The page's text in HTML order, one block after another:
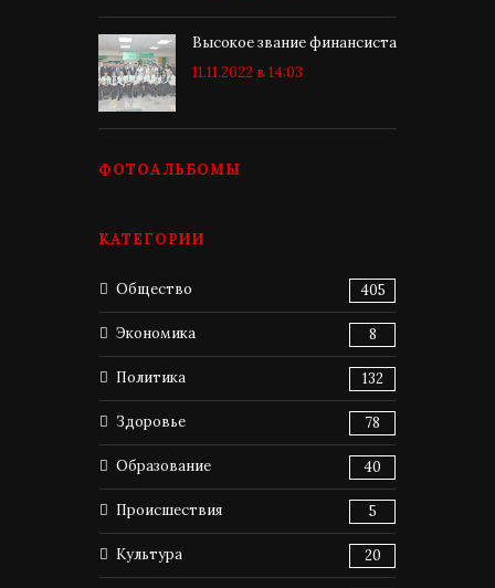
Высокое звание финансиста
11.11.2022 в 14:03
ФОТОАЛЬБОМЫ
КАТЕГОРИИ
Общество 405
Экономика 8
Политика 132
Здоровье 78
Образование 40
Происшествия 5
Культура 20